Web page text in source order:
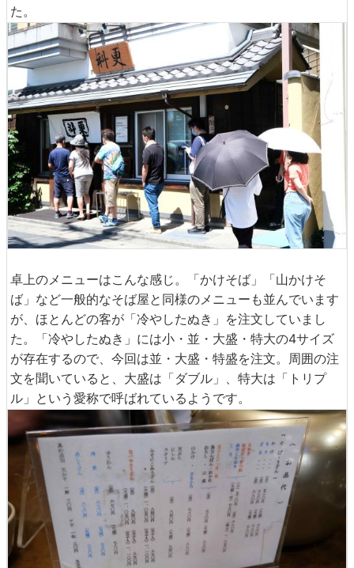
た。
卓上のメニューはこんな感じ。「かけそば」「山かけそ
ば」など一般的なそば屋と同様のメニューも並んでいます
が、ほとんどの客が「冷やしたぬき」を注文していまし
た。「冷やしたぬき」には小・並・大盛・特大の4サイズ
が存在するので、今回は並・大盛・特盛を注文。周囲の注
文を聞いていると、大盛は「ダブル」、特大は「トリプ
ル」という愛称で呼ばれているようです。